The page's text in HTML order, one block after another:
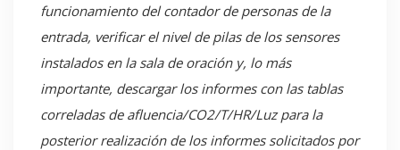
funcionamiento del contador de personas de la
entrada, verificar el nivel de pilas de los sensores
instalados en la sala de oración y, lo más
importante, descargar los informes con las tablas
correladas de afluencia/CO2/T/HR/Luz para la
posterior realización de los informes solicitados por